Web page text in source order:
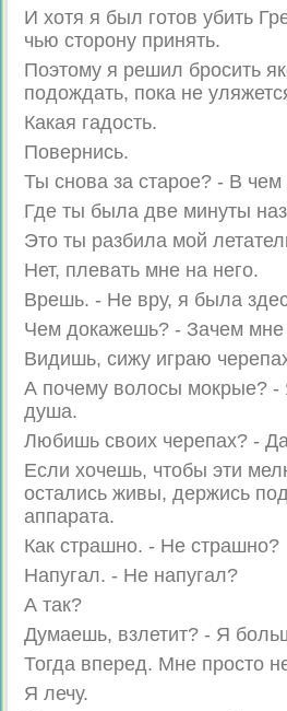
И хотя я был готов убить
чью сторону принять.
Поэтому я решил бросить
подождать, пока не
Какая гадость.
Повернись.
Ты снова за старое? - В чем
Где ты была две минуты
Это ты разбила мой
Нет, плевать мне на него.
Врешь. - Не вру, я была
Чем докажешь? - Зачем мне
Видишь, сижу играю
А почему волосы мокрые? -
душа.
Любишь своих черепах? -
Если хочешь, чтобы эти
остались живы, держись
аппарата.
Как страшно. - Не страшно?
Напугал. - Не напугал?
А так?
Думаешь, взлетит? - Я
Тогда вперед. Мне просто
Я лечу.